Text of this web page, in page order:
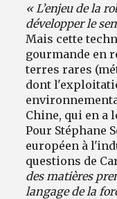
« L’enjeu de la
développer le
Mais cette
gourmande en
terres rares
dont
Chine, qui en a
Pour Stéphane
européen à
questions de
des matières
langage de la